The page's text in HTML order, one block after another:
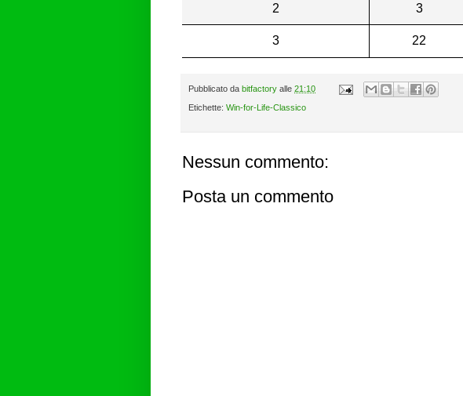
2 3
3 22
Pubblicato da bitfactory alle 21:10
Etichette: Win-for-Life-Classico
Nessun commento:
Posta un commento